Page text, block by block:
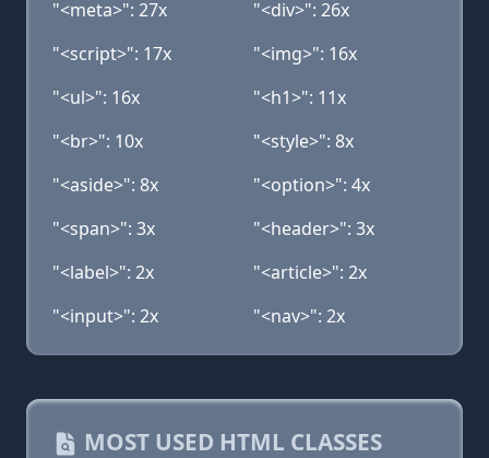
"<meta>": 27x
"<div>": 26x
"<script>": 17x
"<img>": 16x
"<ul>": 16x
"<h1>": 11x
"<br>": 10x
"<style>": 8x
"<aside>": 8x
"<option>": 4x
"<span>": 3x
"<header>": 3x
"<label>": 2x
"<article>": 2x
"<input>": 2x
"<nav>": 2x
MOST USED HTML CLASSES